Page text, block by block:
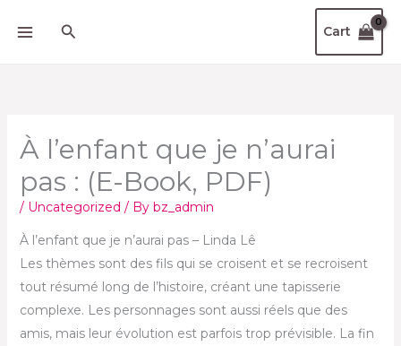
Search Cart
À l’enfant que je n’aurai
pas : (E-Book, PDF)
/ Uncategorized / By bz_admin
À l’enfant que je n’aurai pas – Linda Lê
Les thèmes sont des fils qui se croisent et se recroisent
tout résumé long de l’histoire, créant une tapisserie
complexe. Les personnages sont aussi réels que des
amis, mais leur évolution est parfois trop prévisible. La fin